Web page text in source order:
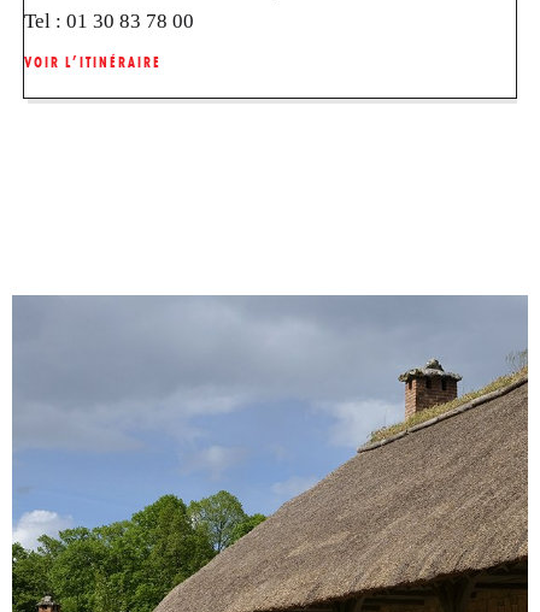
Tel : 01 30 83 78 00
VOIR L’ITINÉRAIRE